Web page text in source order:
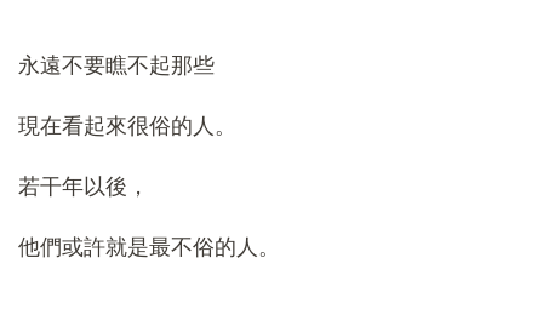
永遠不要瞧不起那些
現在看起來很俗的人。
若干年以後，
他們或許就是最不俗的人。